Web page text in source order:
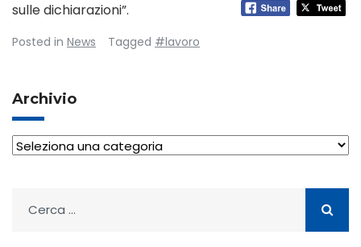
sulle dichiarazioni”.
Posted in News Tagged #lavoro
Archivio
Archivio
per: